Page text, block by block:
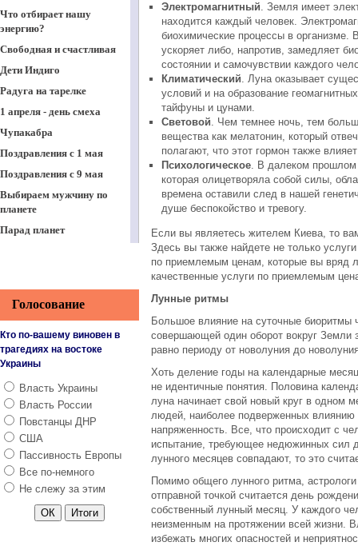
Электромагнитный. Земля имеет
находится каждый человек.
биохимические процессы в
ускоряет либо, напротив, замедляет
состоянии и самочувствии каждого
Климатический. Луна оказывает
условий и на образование
тайфуны и цунами.
Световой. Чем темнее ночь, тем
вещества как мелатонин, который
полагают, что этот гормон также
Психологическое. В далеком прошлом
которая олицетворяла собой силы,
времена оставили след в нашей
душе беспокойство и тревогу.
Если вы являетесь жителем Киева, то
Здесь вы также найдете не только
по приемлемым ценам, которые вы вряд
качественные услуги по приемлемым
Лунные ритмы
Большое влияние на суточные биоритмы
совершающей один оборот вокруг Земли
равно периоду от новолуния до
Хоть деление годы на календарные
не идентичные понятия. Половина
луна начинает свой новый круг в одном
людей, наиболее подверженных влиянию
напряженность. Все, что происходит с
испытание, требующее недюжинных сил
лунного месяцев совпадают, то это
Помимо общего лунного ритма,
отправной точкой считается день
собственный лунный месяц. У каждого
неизменным на протяжении всей жизни.
избежать многих опасностей и
2012 год
2011 год
Западный гороскоп. 2011
год
Что отбирает нашу
энергию?
Свободная и счастливая
Дети Индиго
Радуга на тарелке
1 апреля - день смеха
Чупакабра
Поздравления с 1 мая
Поздравления с 9 мая
Выбираем мужчину по
планете
Парад планет
Поздравления с 8 марта
Развлечения старого
Киева
Тараканы
Северное сияние
Как улучшить память?
Работа в интернете
Вечная ценность
Тайные знания славян.
Науз
Поздравление с Пасхой
Христовой. Часть 2
Голосование
Кто по-вашему виновен в
трагедиях на востоке
Украины
Власть Украины
Власть России
Повстанцы ДНР
США
Пассивность Европы
Все по-немного
Не слежу за этим